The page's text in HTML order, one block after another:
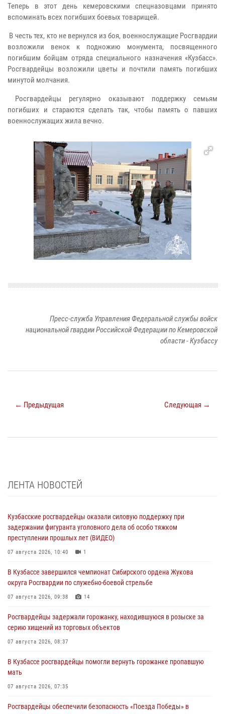
Теперь в этот день кемеровскими спецназовцами принято
вспоминать всех погибших боевых товарищей.
В честь тех, кто не вернулся из боя, военнослужащие Росгвардии
возложили венок к подножию монумента, посвященного
погибшим бойцам отряда специального назначения «Кузбасс».
Росгвардейцы возложили цветы и почтили память погибших
минутой молчания.
Росгвардейцы регулярно оказывают поддержку семьям
погибших и стараются сделать так, чтобы память о павших
военнослужащих жила вечно.
Пресс-служба Управления Федеральной службы войск
национальной гвардии Российской Федерации по Кемеровской
области - Кузбассу
← Предыдущая Следующая →
ЛЕНТА НОВОСТЕЙ
Кузбасские росгвардейцы оказали силовую поддержку при
задержании фигуранта уголовного дела об особо тяжком
преступлении прошлых лет (ВИДЕО)
07 августа 2026, 10:40 1
В Кузбассе завершился чемпионат Сибирского ордена Жукова
округа Росгвардии по служебно-боевой стрельбе
07 августа 2026, 09:38 14
Росгвардейцы задержали горожанку, находившуюся в розыске за
серию хищений из торговых объектов
07 августа 2026, 08:37
В Кузбассе росгвардейцы помогли вернуть горожанке пропавшую
мать
07 августа 2026, 07:35
Росгвардейцы обеспечили безопасность «Поезда Победы» в